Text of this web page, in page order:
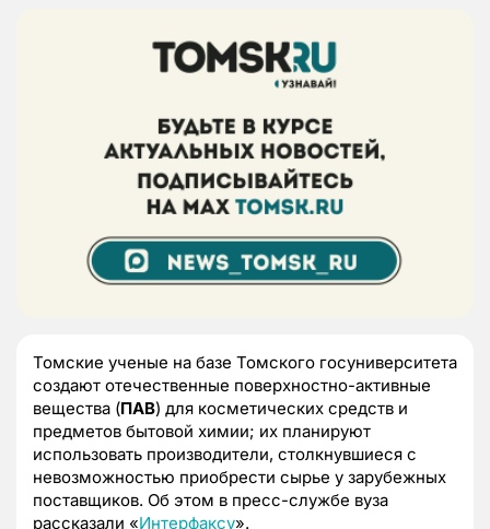
Томские ученые на базе Томского госуниверситета
создают отечественные поверхностно-активные
вещества (ПАВ) для косметических средств и
предметов бытовой химии; их планируют
использовать производители, столкнувшиеся с
невозможностью приобрести сырье у зарубежных
поставщиков. Об этом в пресс-службе вуза
рассказали «Интерфаксу».